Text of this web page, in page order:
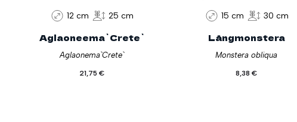
12 cm 25 cm
Aglaoneema`Crete`
Aglaonema`Crete`
21,75€
15 cm 30 cm
Längmonstera
Monstera obliqua
8,38€